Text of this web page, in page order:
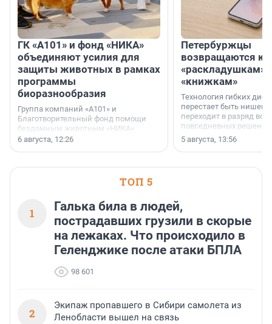
ГК «А101» и фонд «НИКА»
объединяют усилия для
защиты животных в рамках
программы
биоразнообразия
Группа компаний «А101» и
Благотворительный фонд помощи
бездомным животным «НИКА»
заключили соглашение о
6 августа, 12:26
Петербуржцы
возвращаются к
«раскладушкам»
«книжкам»
Технология гибких
перестает быть
переходит в разряд
повседневных
5 августа, 13:56
ТОП 5
1
Галька била в людей,
пострадавших грузили в скорые
на лежаках. Что происходило в
Геленджике после атаки БПЛА
98 601
2
Экипаж пропавшего в Сибири самолета из
Ленобласти вышел на связь